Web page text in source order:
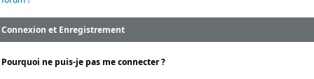
Connexion et Enregistrement
Pourquoi ne puis-je pas me connecter ?